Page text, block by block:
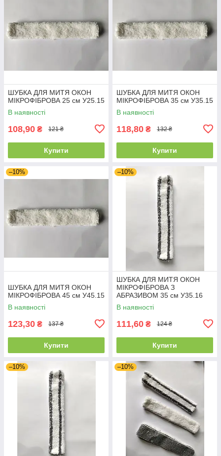
ШУБКА ДЛЯ МИТЯ ОКОН
МІКРОФІБРОВА 25 см У25.15
В наявності
108,90 ₴ 121 ₴
Купити
ШУБКА ДЛЯ МИТЯ ОКОН
МІКРОФІБРОВА 35 см У35.15
В наявності
118,80 ₴ 132 ₴
Купити
–10%
ШУБКА ДЛЯ МИТЯ ОКОН
МІКРОФІБРОВА 45 см У45.15
В наявності
123,30 ₴ 137 ₴
Купити
–10%
ШУБКА ДЛЯ МИТЯ ОКОН
МІКРОФІБРОВА З
АБРАЗИВОМ 35 см У35.16
В наявності
111,60 ₴ 124 ₴
Купити
–10% –10%